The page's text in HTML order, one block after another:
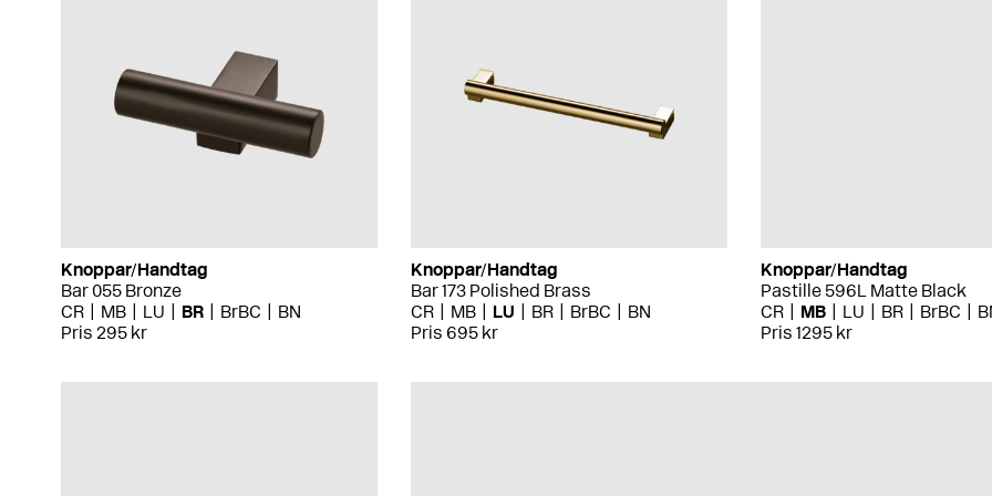
Knoppar/Handtag
Pastille 596L Matte Black
CR
MB LU BR BrBC
Pris 1295 kr
Knoppar/Handtag
Bar 055 Bronze
CR
MB LU BR BrBC
BN
Pris 295 kr
Knoppar/Handtag
Bar 173 Polished Brass
CR
MB LU BR BrBC
BN
Pris 695 kr